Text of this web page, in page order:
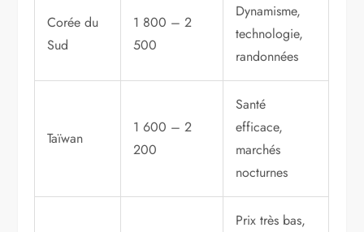
Corée du
Sud
1 800 – 2
500
Dynamisme,
technologie,
randonnées
Taïwan
1 600 – 2
200
Santé
efficace,
marchés
nocturnes
Prix très bas,